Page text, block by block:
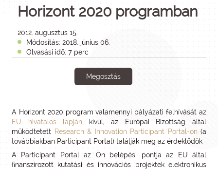
Horizont 2020 programban
2012. augusztus 15.
Módosítás: 2018. június 06.
Olvasási idő: 7 perc
Megosztás
A Horizont 2020 program valamennyi pályázati felhívását az
EU hivatalos lapján kívül, az Európai Bizottság által
működtetett
Research & Innovation Participant Portal-on(a
továbbiakban Participant Portal) találják meg az érdeklődök
A Participant Portal az Ön belépési pontja az EU által
finanszírozott kutatási és innovációs projektek elektronikus